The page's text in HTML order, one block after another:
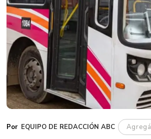
EQUIPO DE REDACCIÓN ABC Agregá